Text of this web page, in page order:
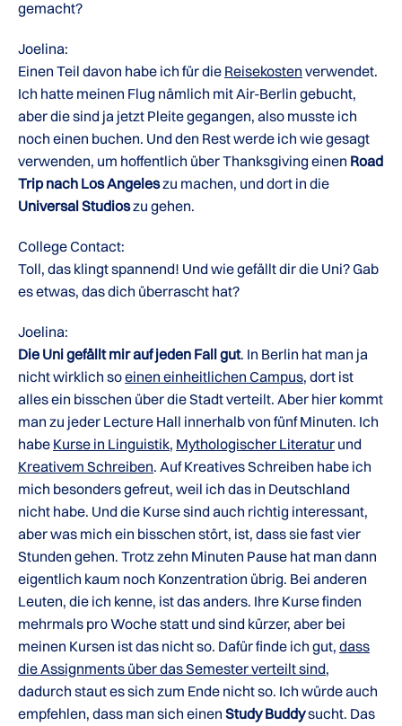
gemacht?
Joelina:
Einen Teil davon habe ich für die Reisekosten verwendet.
Ich hatte meinen Flug nämlich mit Air-Berlin gebucht,
aber die sind ja jetzt Pleite gegangen, also musste ich
noch einen buchen. Und den Rest werde ich wie gesagt
verwenden, um hoffentlich über Thanksgiving einen Road
Trip nach Los Angeleszu machen, und dort in die
Universal Studioszu gehen.
College Contact:
Toll, das klingt spannend! Und wie gefällt dir die Uni? Gab
es etwas, das dich überrascht hat?
Joelina:
Die Uni gefällt mir auf jeden Fall gut. In Berlin hat man ja
nicht wirklich soeinen einheitlichen Campus, dort ist
alles ein bisschen über die Stadt verteilt. Aber hier kommt
man zu jeder Lecture Hall innerhalb von fünf Minuten. Ich
habe Kurse in Linguistik, Mythologischer Literatur und
Kreativem Schreiben. Auf Kreatives Schreiben habe ich
mich besonders gefreut, weil ich das in Deutschland
nicht habe. Und die Kurse sind auch richtig interessant,
aber was mich ein bisschen stört, ist, dass sie fast vier
Stunden gehen. Trotz zehn Minuten Pause hat man dann
eigentlich kaum noch Konzentration übrig. Bei anderen
Leuten, die ich kenne, ist das anders. Ihre Kurse finden
mehrmals pro Woche statt und sind kürzer, aber bei
meinen Kursen ist das nicht so. Dafür finde ich gut, dass
die Assignments über das Semester verteilt sind,
dadurch staut es sich zum Ende nicht so. Ich würde auch
empfehlen, dass man sich einen Study Buddysucht. Das